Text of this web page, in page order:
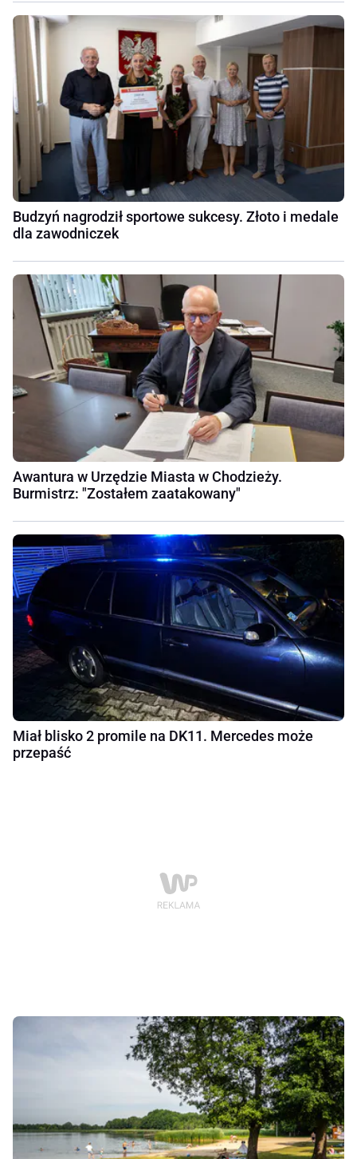
Budzyń nagrodził sportowe sukcesy. Złoto i medale
dla zawodniczek
Awantura w Urzędzie Miasta w Chodzieży.
Burmistrz: "Zostałem zaatakowany"
Miał blisko 2 promile na DK11. Mercedes może
przepaść